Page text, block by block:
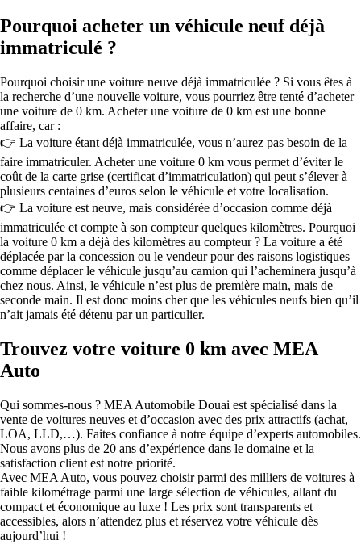
Pourquoi acheter un véhicule neuf déjà
immatriculé ?
Pourquoi choisir une voiture neuve déjà immatriculée ? Si vous êtes à
la recherche d’une nouvelle voiture, vous pourriez être tenté d’acheter
une voiture de 0 km. Acheter une voiture de 0 km est une bonne
affaire, car :
👉 La voiture étant déjà immatriculée, vous n’aurez pas besoin de la
faire immatriculer. Acheter une voiture 0 km vous permet d’éviter le
coût de la carte grise (certificat d’immatriculation) qui peut s’élever à
plusieurs centaines d’euros selon le véhicule et votre localisation.
👉 La voiture est neuve, mais considérée d’occasion comme déjà
immatriculée et compte à son compteur quelques kilomètres. Pourquoi
la voiture 0 km a déjà des kilomètres au compteur ? La voiture a été
déplacée par la concession ou le vendeur pour des raisons logistiques
comme déplacer le véhicule jusqu’au camion qui l’acheminera jusqu’à
chez nous. Ainsi, le véhicule n’est plus de première main, mais de
seconde main. Il est donc moins cher que les véhicules neufs bien qu’il
n’ait jamais été détenu par un particulier.
Trouvez votre voiture 0 km avec MEA
Auto
Qui sommes-nous ? MEA Automobile Douai est spécialisé dans la
vente de voitures neuves et d’occasion avec des prix attractifs (achat,
LOA, LLD,…). Faites confiance à notre équipe d’experts automobiles.
Nous avons plus de 20 ans d’expérience dans le domaine et la
satisfaction client est notre priorité.
Avec MEA Auto, vous pouvez choisir parmi des milliers de voitures à
faible kilométrage parmi une large sélection de véhicules, allant du
compact et économique au luxe ! Les prix sont transparents et
accessibles, alors n’attendez plus et réservez votre véhicule dès
aujourd’hui !